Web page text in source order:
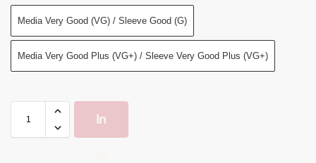
Media Very Good (VG) / Sleeve Good (G)
Media Very Good Plus (VG+) / Sleeve Very Good Plus (VG+)
In